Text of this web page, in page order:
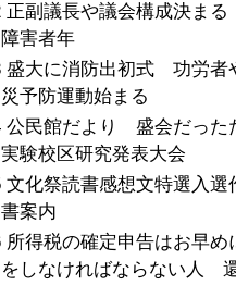
正副議長や議会構成決ま
障害者年
盛大に消防出初式 功労
災予防運動始まる
公民館だより 盛会だった
実験校区研究発表大会
文化祭読書感想文特選入
書案内
所得税の確定申告はお早
をしなければならない人